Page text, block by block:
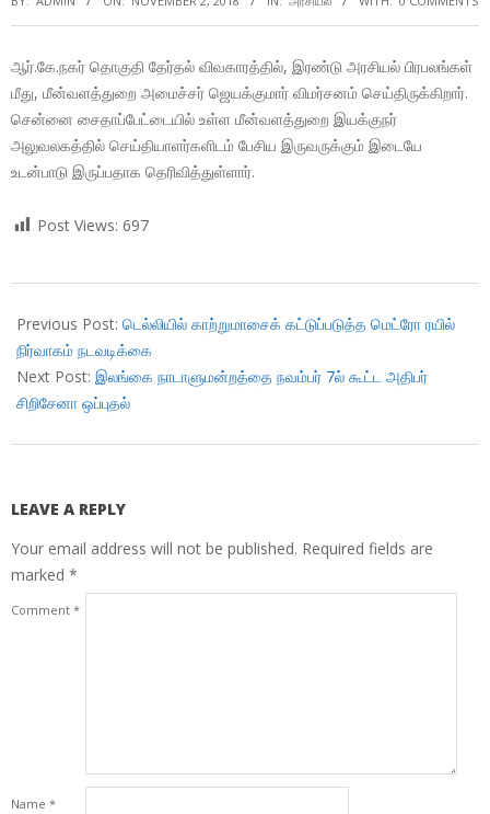
ஆர்.கே.நகர் தொகுதி தேர்தல் விவகாரத்தில், இரண்டு அரசியல் பிரபலங்கள்
மீது, மீன்வளத்துறை அமைச்சர் ஜெயக்குமார் விமர்சனம் செய்திருக்கிறார்.
சென்னை சைதாப்பேட்டையில் உள்ள மீன்வளத்துறை இயக்குநர்
அலுவலகத்தில் செய்தியாளர்களிடம் பேசிய இருவருக்கும் இடையே
உடன்பாடு இருப்பதாக தெரிவித்துள்ளார்.
Post Views: 697
11-
02
Previous Post: டெல்லியில் காற்றுமாசைக் கட்டுப்படுத்த மெட்ரோ ரயில்
நிர்வாகம் நடவடிக்கை
Next Post: இலங்கை நாடாளுமன்றத்தை நவம்பர் 7ல் கூட்ட அதிபர்
சிறிசேனா ஒப்புதல்
LEAVE A REPLY
Your email address will not be published. Required fields are
marked *
Comment *
Name *